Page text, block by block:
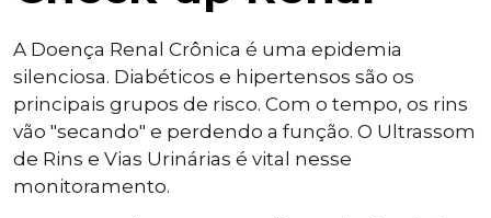
A Doença Renal Crônica é uma epidemia
silenciosa. Diabéticos e hipertensos são os
principais grupos de risco. Com o tempo, os rins
vão "secando" e perdendo a função. O Ultrassom
de Rins e Vias Urinárias é vital nesse
monitoramento.